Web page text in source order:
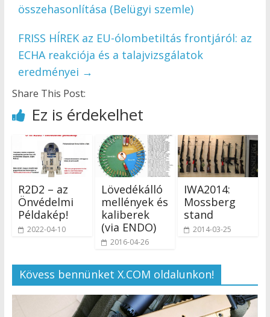
összehasonlítása (Belügyi szemle)
FRISS HÍREK az EU-ólombetiltás frontjáról: az
ECHA reakciója és a talajvizsgálatok
eredményei →
Share This Post:
Ez is érdekelhet
R2D2 – az
Önvédelmi
Példakép!
2022-04-10
Lövedékálló
mellények és
kaliberek
(via ENDO)
2016-04-26
IWA2014:
Mossberg
stand
2014-03-25
Kövess bennünket X.COM oldalunkon!